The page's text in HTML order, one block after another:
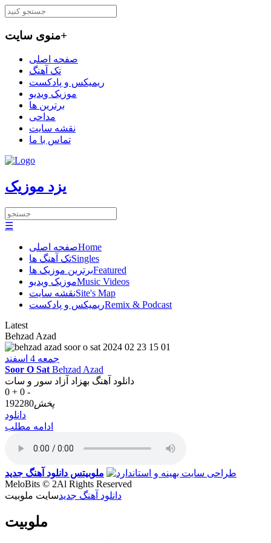
منوی سایت+
صفحه اصلی
تک آهنگ
ریمیکس و پادکست
موزیک ویدیو
برترین ها
مداحی
نقشه سایت
تماس با ما
یزد موزیک
☰
صفحه اصلیHome
تک آهنگ هاSingles
برترین موزیک هاFeatured
موزیک ویدیوMusic Videos
نقشه سایتSite's Map
ریمیکس و پادکستRemix & Podcast
Latest
Behzad Azad
جمعه 4 اسفند
Soor O Sat Behzad Azad
دانلود آهنگ بهزاد آزاد سور و سات
0 + 0 -
پخش192280
دانلود
ادامه مطلب
ملوبیتس دانلود آهنگ جدید
MeloBits © 2Al Rights Reserved
دانلود آهنگ جدیدسایت ملوبیت
ملوبیت